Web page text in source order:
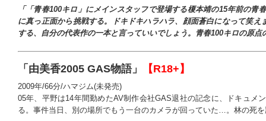
「「青春100キロ」にメインスタッフで登場する榎本靖の15年前の
に真っ正面から挑戦する。ドキドキハラハラ、顔面蒼白になって笑
する、自分の代表作の一本と言っていいでしょう。青春100キロの原点
「由美香2005 GAS物語」 【R18+】
2009年/66分/ハマジム(未発売)
05年、平野は14年間勤めたAV制作会社GAS退社の記念に、ドキュメ
る。事件当日、別の場所でもう一台のカメラが回っていた…。林の死